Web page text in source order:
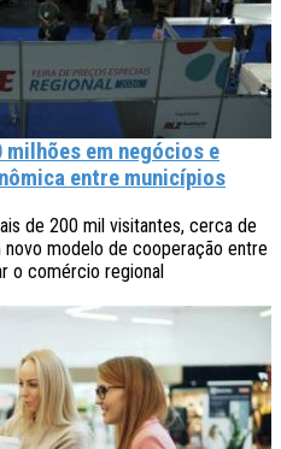
milhões em negócios e
entre municípios
de 200 mil visitantes, cerca de
modelo de cooperação entre
o comércio regional